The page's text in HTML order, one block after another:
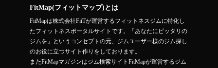
FitMap(フィットマップ)とは
FitMapは株式会社FiiTが運営するフィットネスジムに特化し
たフィットネスポータルサイトです。「あなたにピッタリの
ジムを」というコンセプトの元、ジムユーザー様のジム探し
のお役に立つサイト作りをしております。
またFitMapマガジンはジム検索サイトFitMapが運営するジム